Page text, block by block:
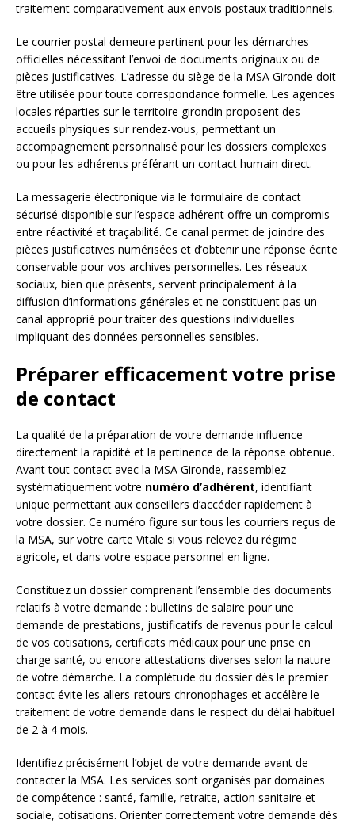
traitement comparativement aux envois postaux traditionnels.
Le courrier postal demeure pertinent pour les démarches
officielles nécessitant l’envoi de documents originaux ou de
pièces justificatives. L’adresse du siège de la MSA Gironde doit
être utilisée pour toute correspondance formelle. Les agences
locales réparties sur le territoire girondin proposent des
accueils physiques sur rendez-vous, permettant un
accompagnement personnalisé pour les dossiers complexes
ou pour les adhérents préférant un contact humain direct.
La messagerie électronique via le formulaire de contact
sécurisé disponible sur l’espace adhérent offre un compromis
entre réactivité et traçabilité. Ce canal permet de joindre des
pièces justificatives numérisées et d’obtenir une réponse écrite
conservable pour vos archives personnelles. Les réseaux
sociaux, bien que présents, servent principalement à la
diffusion d’informations générales et ne constituent pas un
canal approprié pour traiter des questions individuelles
impliquant des données personnelles sensibles.
Préparer efficacement votre prise
de contact
La qualité de la préparation de votre demande influence
directement la rapidité et la pertinence de la réponse obtenue.
Avant tout contact avec la MSA Gironde, rassemblez
systématiquement votre numéro d’adhérent, identifiant
unique permettant aux conseillers d’accéder rapidement à
votre dossier. Ce numéro figure sur tous les courriers reçus de
la MSA, sur votre carte Vitale si vous relevez du régime
agricole, et dans votre espace personnel en ligne.
Constituez un dossier comprenant l’ensemble des documents
relatifs à votre demande : bulletins de salaire pour une
demande de prestations, justificatifs de revenus pour le calcul
de vos cotisations, certificats médicaux pour une prise en
charge santé, ou encore attestations diverses selon la nature
de votre démarche. La complétude du dossier dès le premier
contact évite les allers-retours chronophages et accélère le
traitement de votre demande dans le respect du délai habituel
de 2 à 4 mois.
Identifiez précisément l’objet de votre demande avant de
contacter la MSA. Les services sont organisés par domaines
de compétence : santé, famille, retraite, action sanitaire et
sociale, cotisations. Orienter correctement votre demande dès